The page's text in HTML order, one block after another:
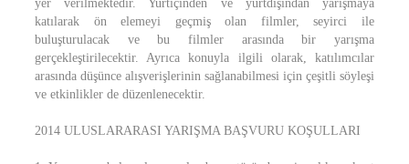
yer verilmektedir. Yurtiçinden ve yurtdışından yarışmaya
katılarak ön elemeyi geçmiş olan filmler, seyirci ile
buluşturulacak ve bu filmler arasında bir yarışma
gerçekleştirilecektir. Ayrıca konuyla ilgili olarak, katılımcılar
arasında düşünce alışverişlerinin sağlanabilmesi için çeşitli söyleşi
ve etkinlikler de düzenlenecektir.
2014 ULUSLARARASI YARIŞMA BAŞVURU KOŞULLARI